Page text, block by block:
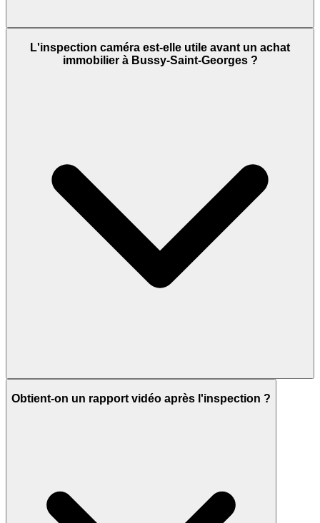
L'inspection caméra est-elle utile avant un achat
immobilier à Bussy-Saint-Georges ?
Obtient-on un rapport vidéo après l'inspection ?